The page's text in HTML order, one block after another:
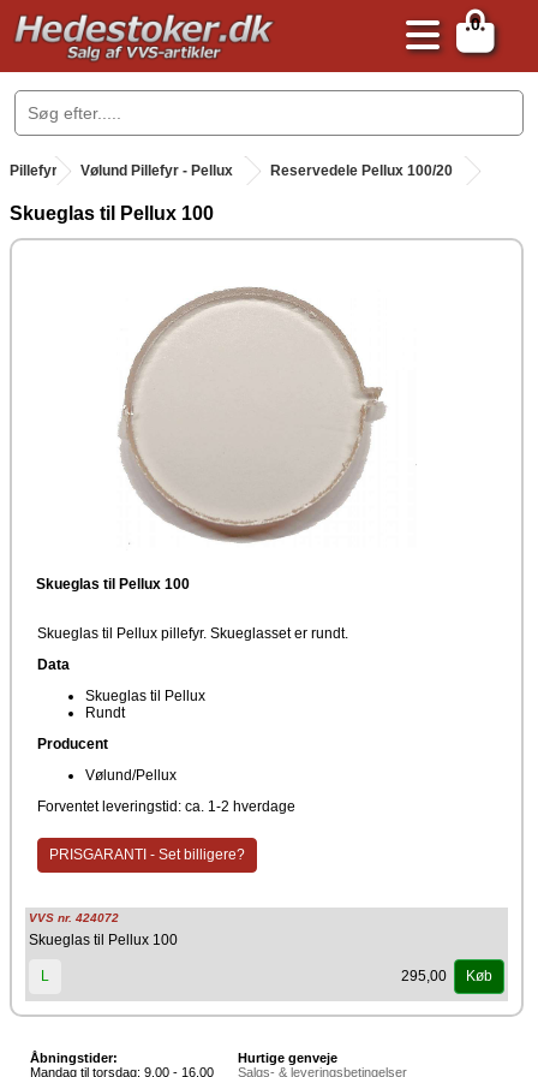
0
.
Pillefyr . Vølund Pillefyr - Pellux Reservedele Pellux 100/20
Skueglas til Pellux 100
Skueglas til Pellux 100
Skueglas til Pellux pillefyr. Skueglasset er rundt.
Data
Skueglas til Pellux
Rundt
Producent
Vølund/Pellux
Forventet leveringstid: ca. 1-2 hverdage
PRISGARANTI - Set billigere?
VVS nr. 424072
Skueglas til Pellux 100
L 295,00 Køb
Åbningstider:
Mandag til torsdag: 9.00 - 16.00
Hurtige genveje
Salgs- & leveringsbetingelser